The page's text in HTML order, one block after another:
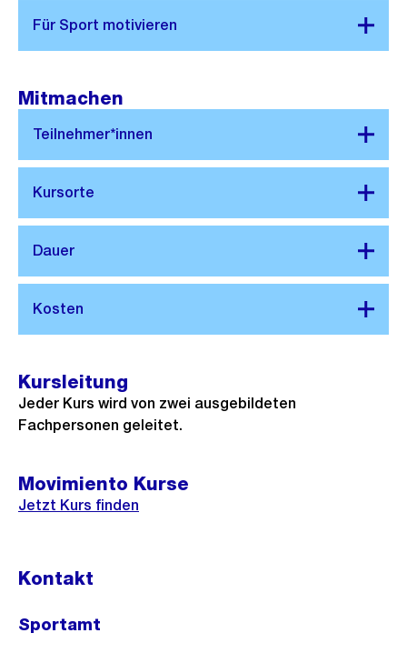
Mitmachen
Kursleitung
Jeder Kurs wird von zwei ausgebildeten
Fachpersonen geleitet.
Movimiento Kurse
Jetzt Kurs finden
Kontakt
Sportamt